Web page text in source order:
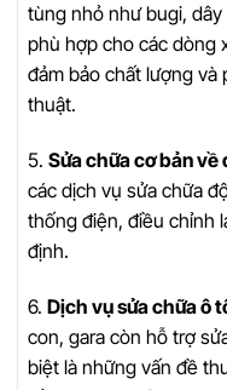
tùng nhỏ như bugi,
phù hợp cho các dòng
đảm bảo chất lượng và
thuật.
5. Sửa chữa cơ bản về
các dịch vụ sửa chữa
thống điện, điều chỉnh
định.
6. Dịch vụ sửa chữa ô
con, gara còn hỗ trợ
biệt là những vấn đề